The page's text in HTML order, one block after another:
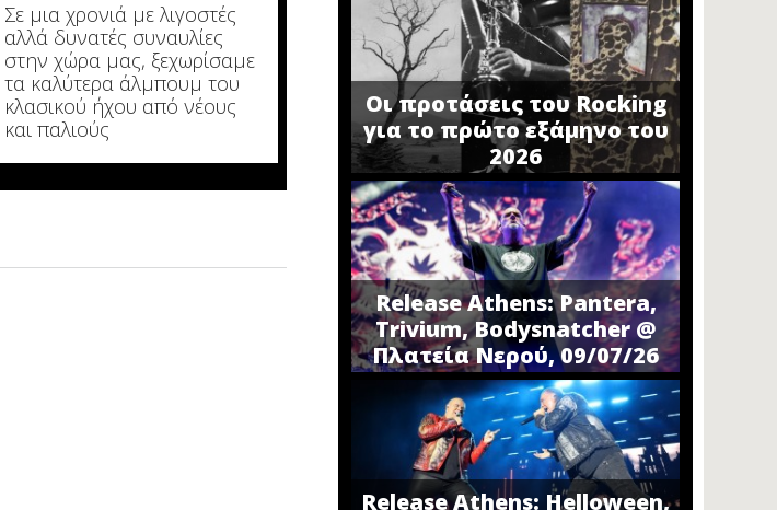
Σε μια χρονιά με λιγοστές
αλλά δυνατές συναυλίες
στην χώρα μας, ξεχωρίσαμε
τα καλύτερα άλμπουμ του
κλασικού ήχου από νέους
και παλιούς
Οι προτάσεις του Rocking
για το πρώτο εξάμηνο του
2026
Release Athens: Pantera,
Trivium, Bodysnatcher @
Πλατεία Νερού, 09/07/26
Release Athens: Helloween,